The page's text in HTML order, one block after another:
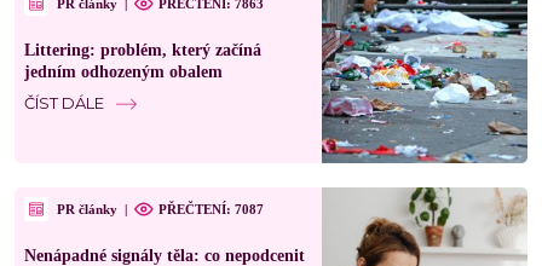
PR články | PŘEČTENÍ: 7863
Littering: problém, který začíná
jedním odhozeným obalem
ČÍST DÁLE
PR články | PŘEČTENÍ: 7087
Nenápadné signály těla: co nepodcenit